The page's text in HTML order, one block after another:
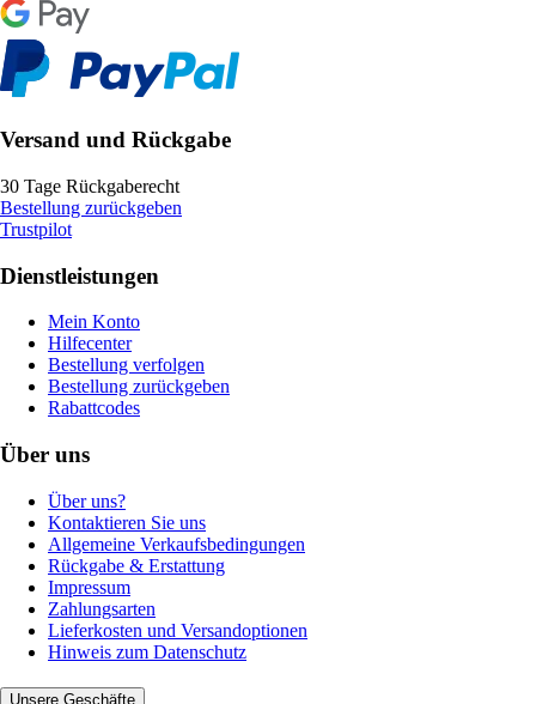
Versand und Rückgabe
30 Tage Rückgaberecht
Bestellung zurückgeben
Trustpilot
Dienstleistungen
Mein Konto
Hilfecenter
Bestellung verfolgen
Bestellung zurückgeben
Rabattcodes
Über uns
Über uns?
Kontaktieren Sie uns
Allgemeine Verkaufsbedingungen
Rückgabe & Erstattung
Impressum
Zahlungsarten
Lieferkosten und Versandoptionen
Hinweis zum Datenschutz
Unsere Geschäfte